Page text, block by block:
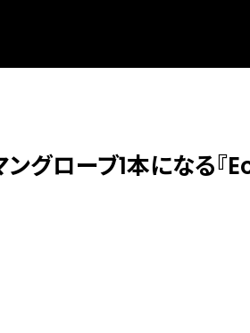
グローブ1本になる